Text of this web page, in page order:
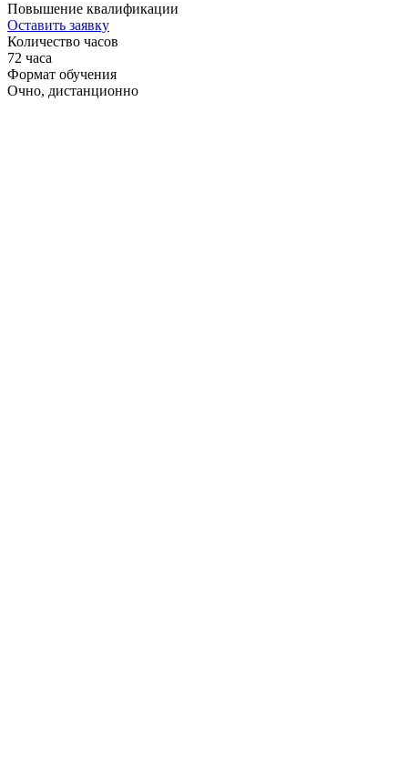
Повышение квалификации
Оставить заявку
Количество часов
72 часа
Формат обучения
Очно, дистанционно